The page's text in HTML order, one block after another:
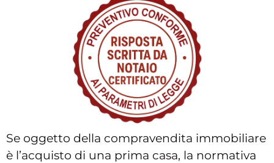
Se oggetto della compravendita immobiliare
è l’acquisto di una prima casa, la normativa